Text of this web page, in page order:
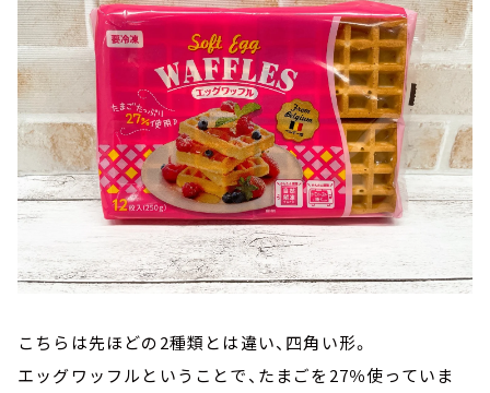
こちらは先ほどの2種類とは違い、四角い形。
エッグワッフルということで、たまごを27％使っていま